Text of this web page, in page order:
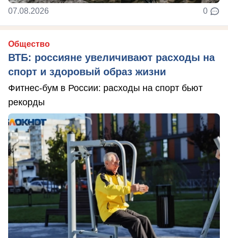
07.08.2026 0
Общество
ВТБ: россияне увеличивают расходы на
спорт и здоровый образ жизни
Фитнес-бум в России: расходы на спорт бьют
рекорды